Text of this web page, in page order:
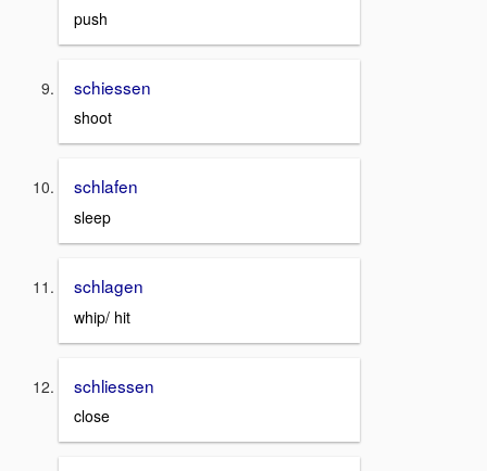
push
schiessen
shoot
schlafen
sleep
schlagen
whip/ hit
schliessen
close